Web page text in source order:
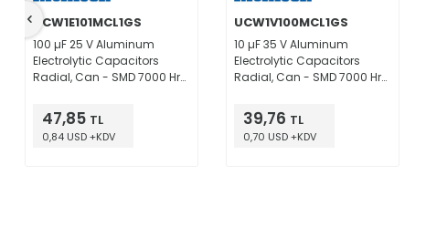
UCW1E101MCL1GS
100 µF 25 V Aluminum
Electrolytic Capacitors
Radial, Can - SMD 7000 Hrs
47,85 TL
0,84 USD +KDV
UCW1V100MCL1GS
10 µF 35 V Aluminum
Electrolytic Capacitors
Radial, Can - SMD 7000 Hrs
39,76 TL
0,70 USD +KDV